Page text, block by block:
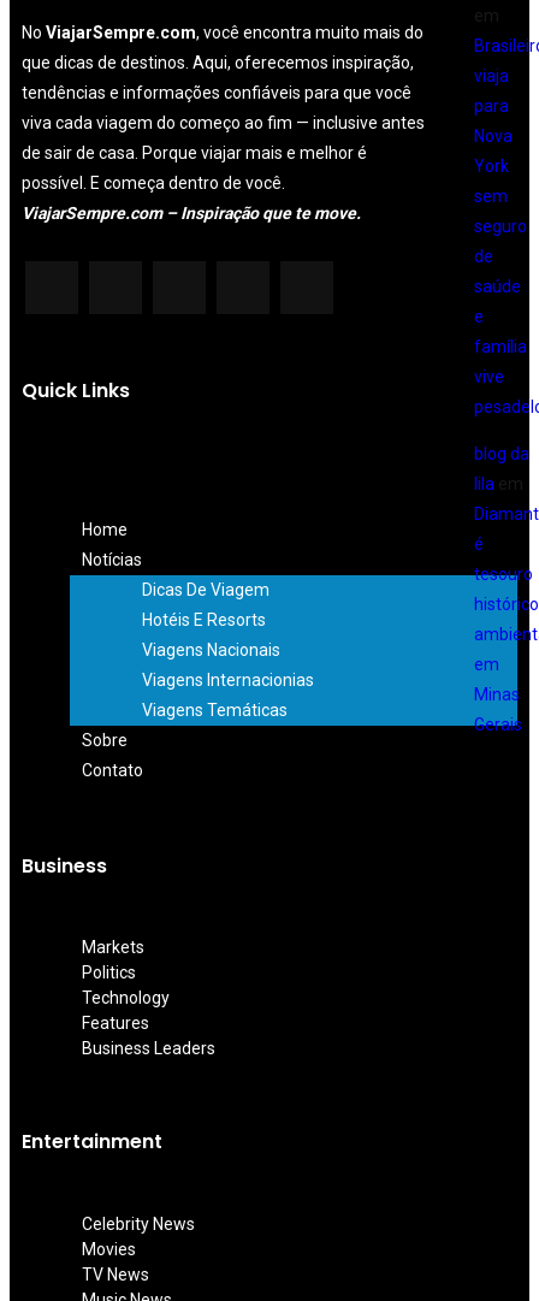
em
viaja
para
Nova
York
sem
seguro
de
saúde
e
família
vive
blog da
lila em
é
tesouro
histórico
em
Minas
Gerais
No ViajarSempre.com, você encontra muito mais do
que dicas de destinos. Aqui, oferecemos inspiração,
tendências e informações confiáveis para que você
viva cada viagem do começo ao fim — inclusive antes
de sair de casa. Porque viajar mais e melhor é
possível. E começa dentro de você.
ViajarSempre.com – Inspiração que te move.
Quick Links
Home
Notícias
Dicas De Viagem
Hotéis E Resorts
Viagens Nacionais
Viagens Internacionias
Viagens Temáticas
Sobre
Contato
Business
Markets
Politics
Technology
Features
Business Leaders
Entertainment
Celebrity News
Movies
TV News